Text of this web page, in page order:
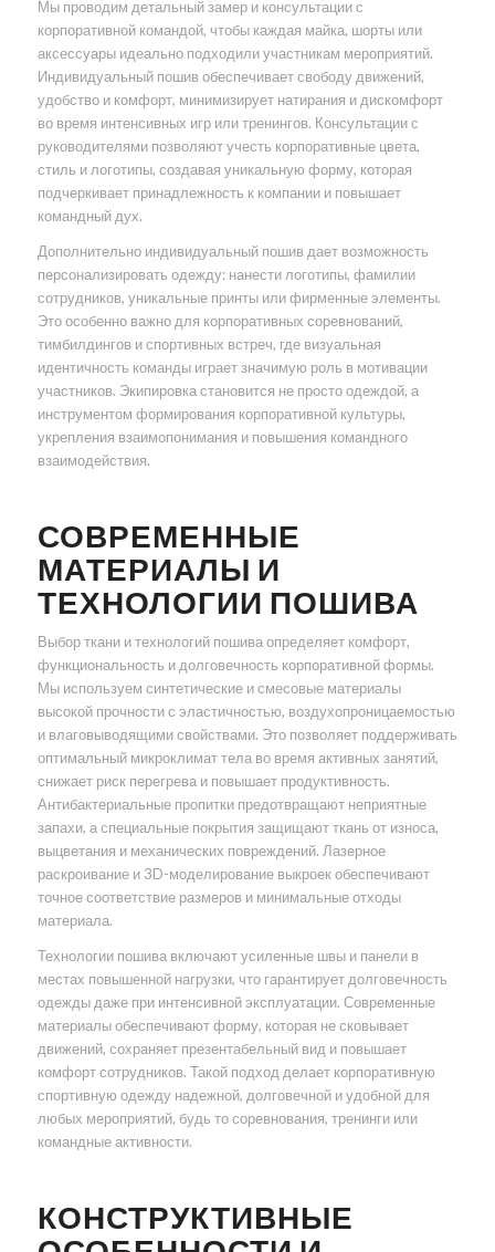
Мы проводим детальный замер и консультации с
корпоративной командой, чтобы каждая майка, шорты или
аксессуары идеально подходили участникам мероприятий.
Индивидуальный пошив обеспечивает свободу движений,
удобство и комфорт, минимизирует натирания и дискомфорт
во время интенсивных игр или тренингов. Консультации с
руководителями позволяют учесть корпоративные цвета,
стиль и логотипы, создавая уникальную форму, которая
подчеркивает принадлежность к компании и повышает
командный дух.
Дополнительно индивидуальный пошив дает возможность
персонализировать одежду: нанести логотипы, фамилии
сотрудников, уникальные принты или фирменные элементы.
Это особенно важно для корпоративных соревнований,
тимбилдингов и спортивных встреч, где визуальная
идентичность команды играет значимую роль в мотивации
участников. Экипировка становится не просто одеждой, а
инструментом формирования корпоративной культуры,
укрепления взаимопонимания и повышения командного
взаимодействия.
СОВРЕМЕННЫЕ
МАТЕРИАЛЫ И
ТЕХНОЛОГИИ ПОШИВА
Выбор ткани и технологий пошива определяет комфорт,
функциональность и долговечность корпоративной формы.
Мы используем синтетические и смесовые материалы
высокой прочности с эластичностью, воздухопроницаемостью
и влаговыводящими свойствами. Это позволяет поддерживать
оптимальный микроклимат тела во время активных занятий,
снижает риск перегрева и повышает продуктивность.
Антибактериальные пропитки предотвращают неприятные
запахи, а специальные покрытия защищают ткань от износа,
выцветания и механических повреждений. Лазерное
раскроивание и 3D-моделирование выкроек обеспечивают
точное соответствие размеров и минимальные отходы
материала.
Технологии пошива включают усиленные швы и панели в
местах повышенной нагрузки, что гарантирует долговечность
одежды даже при интенсивной эксплуатации. Современные
материалы обеспечивают форму, которая не сковывает
движений, сохраняет презентабельный вид и повышает
комфорт сотрудников. Такой подход делает корпоративную
спортивную одежду надежной, долговечной и удобной для
любых мероприятий, будь то соревнования, тренинги или
командные активности.
КОНСТРУКТИВНЫЕ